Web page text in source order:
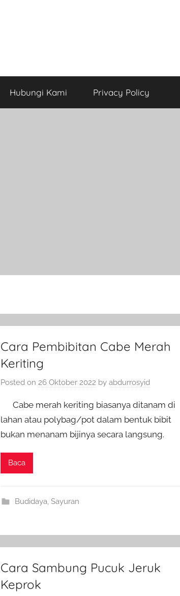
Hubungi Kami Privacy Policy
Cara Pembibitan Cabe Merah
Keriting
Posted on 26 Oktober 2022 byabdurrosyid
Cabe merah keriting biasanya ditanam di
lahan atau polybag/pot dalam bentuk bibit
bukan menanam bijinya secara langsung.
Baca
Budidaya, Sayuran
Cara Sambung Pucuk Jeruk
Keprok